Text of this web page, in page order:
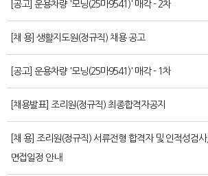
[공고] 운용차량 '모닝(25마9541)' 매각 - 2차
[채 용] 생활지도원(정규직) 채용 공고
[공고] 운용차량 '모닝(25마9541)' 매각 - 1차
[채용발표] 조리원(정규직) 최종합격자공지
[채 용] 조리원(정규직) 서류전형 합격자 및 인적성검사,
면접일정 안내